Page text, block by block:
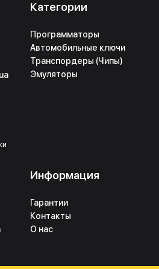
Категории
Программаторы
Автомобильные ключи
Транспордеры (Чипы)
Эмуляторы
Информация
Гарантии
Контакты
О нас